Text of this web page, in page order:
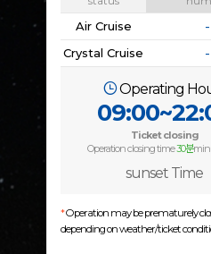
Air Cruise
-
Crystal Cruise
-
Operating
Ticket closing
Operation closing time30분
sunset Time
*Operation may be prematurely
depending on weather/ticket